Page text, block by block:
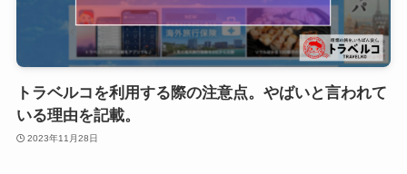
トラベルコを利用する際の注意点。やばいと言われて
いる理由を記載。
2023年11月28日